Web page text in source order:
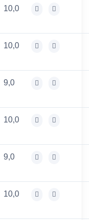
10,0
10,0
9,0
10,0
9,0
10,0